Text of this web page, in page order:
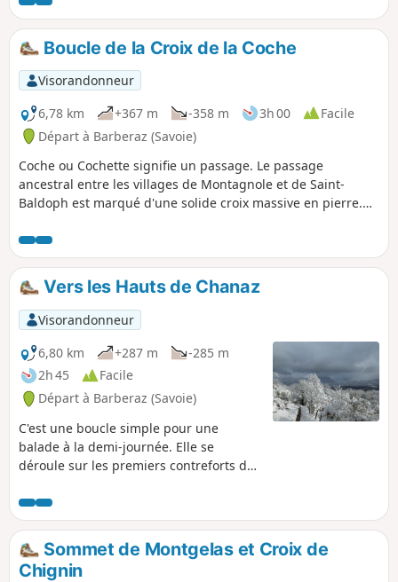
Boucle de la Croix de la Coche
Visorandonneur
6,78 km
+367 m -358 m 3h 00
Facile
Départ à Barberaz (Savoie)
Coche ou Cochette signifie un passage. Le passage
ancestral entre les villages de Montagnole et de Saint-
Baldoph est marqué d'une solide croix massive en pierre.
sommet et en descendant par l'arête.
Vers les Hauts de Chanaz
Visorandonneur
6,80 km
+287 m
-285 m
2h 45
Facile
Départ à Barberaz (Savoie)
C'est une boucle simple pour une
balade à la demi-journée. Elle se
déroule sur les premiers contreforts du
les Bauges, la Chartreuse, l’Épine, le Lac
du Bourget.
Sommet de Montgelas et Croix de
Chignin